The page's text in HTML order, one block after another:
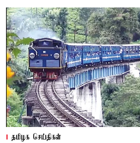
தமிழக செய்திகள்